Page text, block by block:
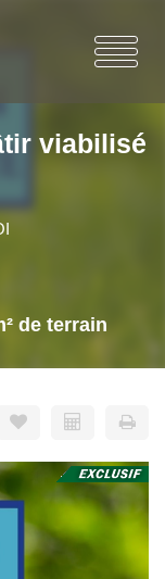
viabilisé
de terrain